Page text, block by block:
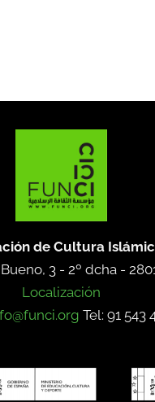
de Cultura
3 - 2º dcha -
Localización
Tel: 91 543